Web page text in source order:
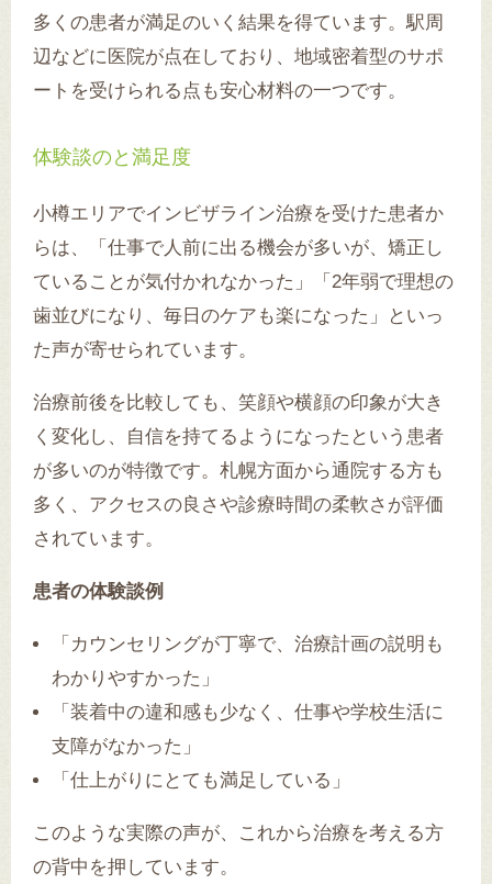
多くの患者が満足のいく結果を得ています。駅周
辺などに医院が点在しており、地域密着型のサポ
ートを受けられる点も安心材料の一つです。
体験談のと満足度
小樽エリアでインビザライン治療を受けた患者か
らは、「仕事で人前に出る機会が多いが、矯正し
ていることが気付かれなかった」「2年弱で理想の
歯並びになり、毎日のケアも楽になった」といっ
た声が寄せられています。
治療前後を比較しても、笑顔や横顔の印象が大き
く変化し、自信を持てるようになったという患者
が多いのが特徴です。札幌方面から通院する方も
多く、アクセスの良さや診療時間の柔軟さが評価
されています。
患者の体験談例
「カウンセリングが丁寧で、治療計画の説明も
わかりやすかった」
「装着中の違和感も少なく、仕事や学校生活に
支障がなかった」
「仕上がりにとても満足している」
このような実際の声が、これから治療を考える方
の背中を押しています。